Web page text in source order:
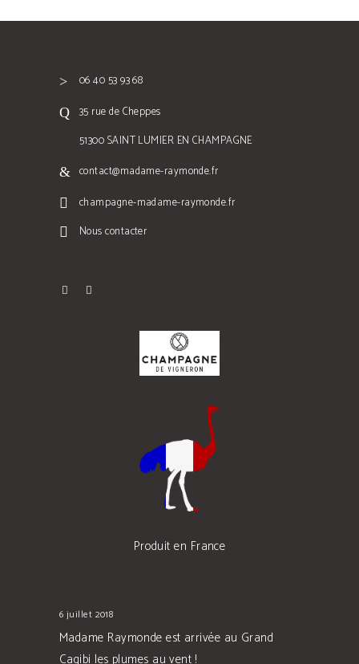
06 40 53 93 68
35 rue de Cheppes
51300 SAINT LUMIER EN CHAMPAGNE
contact@madame-raymonde.fr
champagne-madame-raymonde.fr
Nous contacter
Produit en France
6 juillet 2018
Madame Raymonde est arrivée au Grand
Cagibi les plumes au vent !